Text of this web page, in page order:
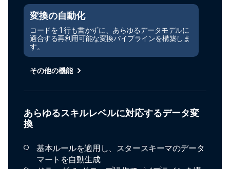
変換の自動化
コードを 1 行も書かずに、あらゆるデータモデルに
適合する再利用可能な変換パイプラインを構築しま
す。
その他の機能
あらゆるスキルレベルに対応するデータ変
換
基本ルールを適用し、スタースキーマのデータ
マートを自動生成